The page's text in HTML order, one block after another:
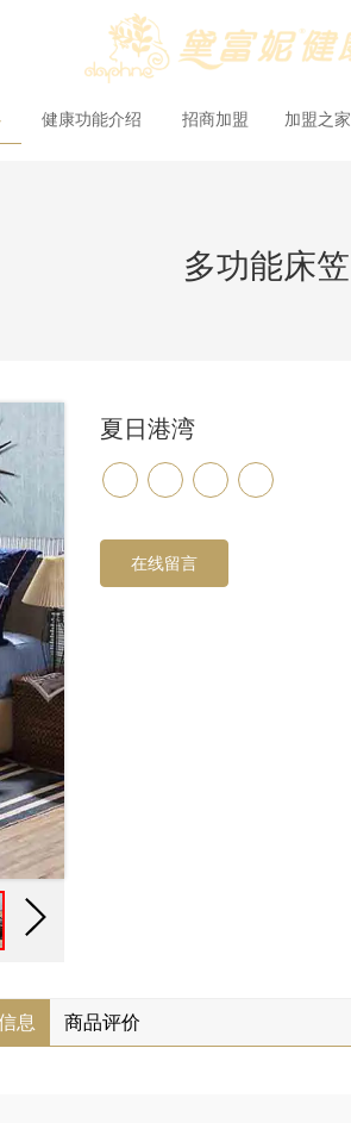
健康功能介绍 招商加盟 加盟之家
多功能床笠
夏日港湾
在线留言
息 商品评价